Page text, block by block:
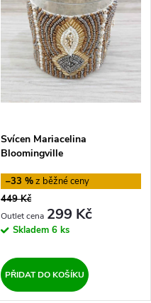
Svícen Mariacelina
Bloomingville
–33 %
449 Kč
299 Kč
Skladem 6 ks
PŘIDAT DO KOŠÍKU